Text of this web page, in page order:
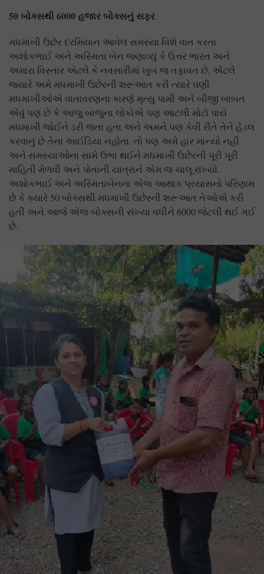
50 બોક્સથી 6000 હજાર બોક્સનું સફર
મધમાખી ઉછેર દરમિયાન આવેલ સમસ્યા વિશે વાત કરતા
અશોકભાઈ અને અસ્મિતા બેન જણાવ્યું કે ઉત્તર ભારત અને
અમારા વિસ્તાર એટલે કે નવસારીમાં ખુબ જ તફાવત છે. એટલે
જ્યારે અમે મધમાખી ઉછેરની શરૂઆત કરી ત્યારે ઘણી
મધમાખીઓએ વાતાવરણના કારણે મૃત્યુ પામી અને બીજી બાબત
એવું પણ છે કે આજુ બાજુના લોકોએ પણ આટલી મોટો પાયે
મધમાખી જોઈને ડરી જતા હતા અને અમને પણ કેવી રીતે તેને હેંડલ
કરવાનું છે તેના આઈડિયા નહોતા. તો પણ અમે હાર માન્યો નહીં
અને સમસ્યાઓના સામે ઉભા થઈને મધમાખી ઉછેરની પૂરી પૂરી
માહિતી મેળવી અને પોતાની યાત્રાને એમ જ ચાલૂ રાખ્યો.
અશોકભાઈ અને અસ્મિતાબેનના એજ આથાક પ્રયાસનો પરિણામ
છે કે ક્યારે 50 બોક્સથી મધમાખી ઉછેરની શરૂઆત તેઓએ કરી
હતી અને આજે એજ બોક્સની સંખ્યા વધીને 6000 જેટલી થઈ ગઈ
છે.